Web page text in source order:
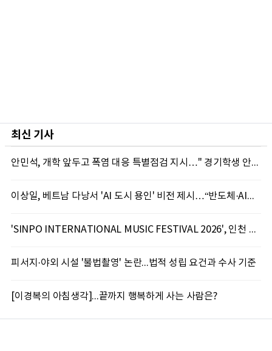
최신 기사
안민석, 개학 앞두고 폭염 대응 특별점검 지시…" 경기학생 안전 최우선"
이상일, 베트남 다낭서 'AI 도시 용인' 비전 제시…“반도체·AI로 시민 삶 바꾼다”
'SINPO INTERNATIONAL MUSIC FESTIVAL 2026', 인천 신포서 국제 음악축제 개최
피서지·야외 시설 '불법촬영' 논란...법적 성립 요건과 수사 기준
[이경복의 아침생각]...끝까지 행복하게 사는 사람은?